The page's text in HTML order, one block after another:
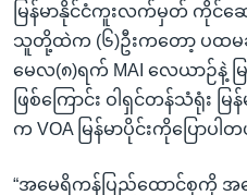
မြန်မာနိုင်ငံကူးလက်မှတ် ကိုင်ဆေ
သူတို့ထဲက (၆)ဦးကတော့ ပထ
မေလ(၈)ရက် MAI လေယာဉ်နဲ့ မြ
ဖြစ်ကြောင်း ဝါရှင်တန်သံရုံး
က VOA မြန်မာပိုင်းကိုပြောပါ
“အမေရိကန်ပြည်ထောင်စုကို အက